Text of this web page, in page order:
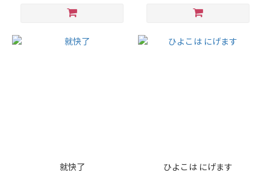
就快了 ひよこは にげます